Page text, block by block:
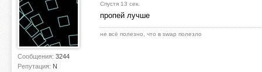
Сообщения: 3244
Репутация: N
Спустя 13 сек.
пропей лучше
не всё полезно, что в swap полезло